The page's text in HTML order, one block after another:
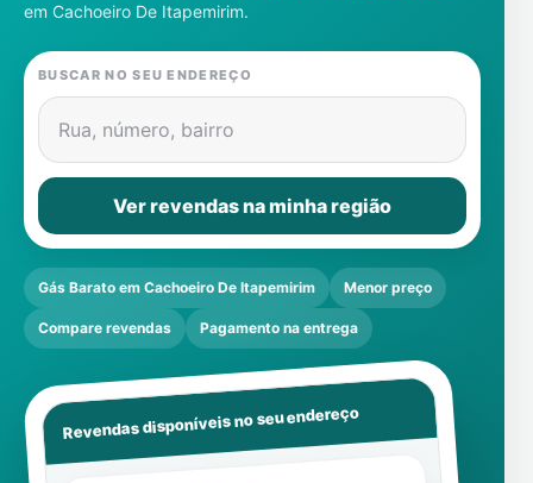
Gás
Contatos
em Cachoeiro De Itapemirim.
BUSCAR NO SEU ENDEREÇO
Rua, número, bairro
Ver revendas na minha região
Gás Barato em Cachoeiro De Itapemirim Menor preço
Compare revendas Pagamento na entrega
Revendas disponíveis no seu endereço